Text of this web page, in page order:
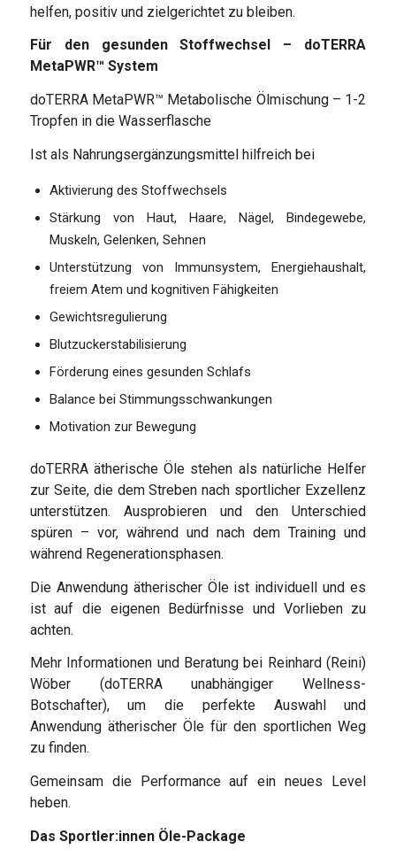
helfen, positiv und zielgerichtet zu bleiben.
Für den gesunden Stoffwechsel – doTERRA
MetaPWR™ System
doTERRA MetaPWR™ Metabolische Ölmischung – 1-2
Tropfen in die Wasserflasche
Ist als Nahrungsergänzungsmittel hilfreich bei
Aktivierung des Stoffwechsels
Stärkung von Haut, Haare, Nägel, Bindegewebe,
Muskeln, Gelenken, Sehnen
Unterstützung von Immunsystem, Energiehaushalt,
freiem Atem und kognitiven Fähigkeiten
Gewichtsregulierung
Blutzuckerstabilisierung
Förderung eines gesunden Schlafs
Balance bei Stimmungsschwankungen
Motivation zur Bewegung
doTERRA ätherische Öle stehen als natürliche Helfer
zur Seite, die dem Streben nach sportlicher Exzellenz
unterstützen. Ausprobieren und den Unterschied
spüren – vor, während und nach dem Training und
während Regenerationsphasen.
Die Anwendung ätherischer Öle ist individuell und es
ist auf die eigenen Bedürfnisse und Vorlieben zu
achten.
Mehr Informationen und Beratung bei Reinhard (Reini)
Wöber (doTERRA unabhängiger Wellness-
Botschafter), um die perfekte Auswahl und
Anwendung ätherischer Öle für den sportlichen Weg
zu finden.
Gemeinsam die Performance auf ein neues Level
heben.
Das Sportler:innen Öle-Package